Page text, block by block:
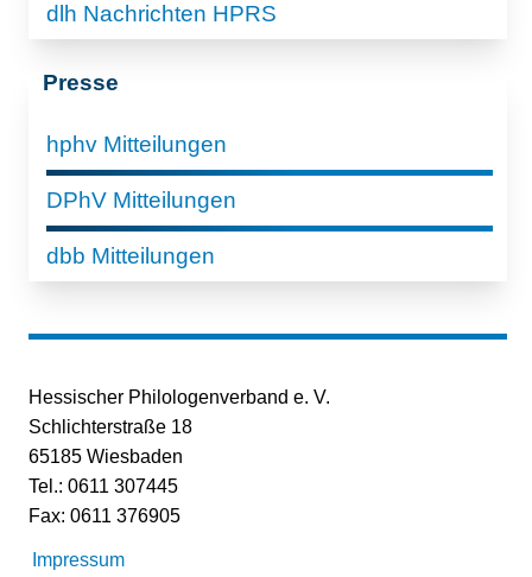
dlh Nachrichten HPRS
Presse
hphv Mitteilungen
DPhV Mitteilungen
dbb Mitteilungen
Hessischer Philologenverband e. V.
Schlichterstraße 18
65185 Wiesbaden
Tel.: 0611 307445
Fax: 0611 376905
Impressum